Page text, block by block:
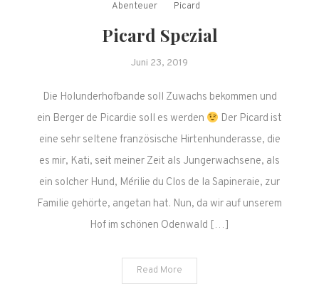
Abenteuer Picard
Picard Spezial
Juni 23, 2019
Die Holunderhofbande soll Zuwachs bekommen und
ein Berger de Picardie soll es werden
Der Picard ist
eine sehr seltene französische Hirtenhunderasse, die
es mir, Kati, seit meiner Zeit als Jungerwachsene, als
ein solcher Hund, Mérilie du Clos de la Sapineraie, zur
Familie gehörte, angetan hat. Nun, da wir auf unserem
Hof im schönen Odenwald […]
Read More